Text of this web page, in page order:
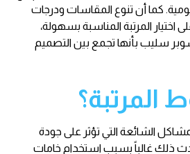
كما أن تنوع المقاسات ودرجات
اختيار المرتبة المناسبة بسهولة،
سليب بأنها تجمع بين التصميم
الشائعة التي تؤثر على جودة
ذلك غالباً بسبب استخدام خامات